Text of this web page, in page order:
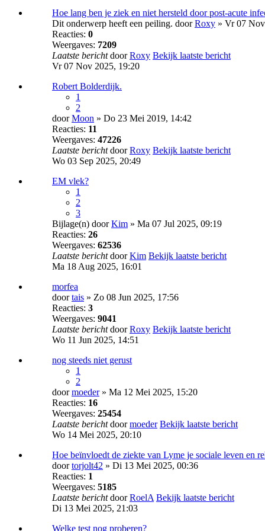
Hoe lang ben je ziek en niet hersteld door post-acute
Dit onderwerp heeft een peiling. doorRoxy » Vr 07
Reacties: 0
Weergaves: 7209
Laatste berichtdoorRoxy Bekijk laatste bericht
Vr 07 Nov 2025, 19:20
Robert Bolderdijk.
1
2
doorMoon » Do 23 Mei 2019, 14:42
Reacties: 11
Weergaves: 47226
Laatste berichtdoorRoxy Bekijk laatste bericht
Wo 03 Sep 2025, 20:49
EM vlek?
1
2
3
Bijlage(n) doorKim » Ma 07 Jul 2025, 09:19
Reacties: 26
Weergaves: 62536
Laatste berichtdoorKim Bekijk laatste bericht
Ma 18 Aug 2025, 16:01
morfea
doortais » Zo 08 Jun 2025, 17:56
Reacties: 3
Weergaves: 9041
Laatste berichtdoorRoxy Bekijk laatste bericht
Wo 11 Jun 2025, 14:51
nog steeds niet gerust
1
2
doormoeder» Ma 12 Mei 2025, 15:20
Reacties: 16
Weergaves: 25454
Laatste berichtdoormoeder Bekijk laatste bericht
Wo 14 Mei 2025, 20:10
Hoe beïnvloedt de ziekte van Lyme je sociale leven en
doortorjolt42 » Di 13 Mei 2025, 00:36
Reacties: 1
Weergaves: 5185
Laatste berichtdoorRoelA Bekijk laatste bericht
Di 13 Mei 2025, 21:03
Welke test nog proberen?